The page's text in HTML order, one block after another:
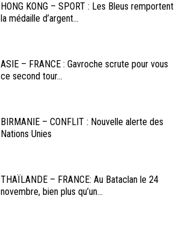
HONG KONG – SPORT : Les Bleus remportent
la médaille d’argent...
ASIE – FRANCE : Gavroche scrute pour vous
ce second tour...
BIRMANIE – CONFLIT : Nouvelle alerte des
Nations Unies
THAÏLANDE – FRANCE: Au Bataclan le 24
novembre, bien plus qu’un...